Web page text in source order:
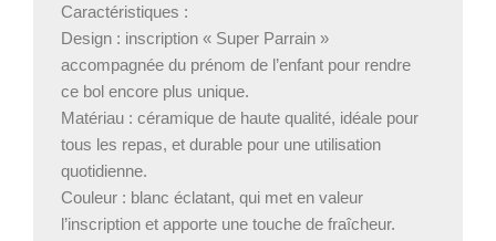
Caractéristiques :
Design : inscription « Super Parrain »
accompagnée du prénom de l’enfant pour rendre
ce bol encore plus unique.
Matériau : céramique de haute qualité, idéale pour
tous les repas, et durable pour une utilisation
quotidienne.
Couleur : blanc éclatant, qui met en valeur
l’inscription et apporte une touche de fraîcheur.